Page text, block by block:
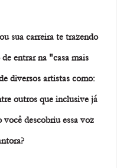
sua carreira te trazendo
entrar na "casa mais
diversos artistas como:
outros que inclusive já
descobriu essa voz